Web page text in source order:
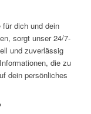
dich und dein
sorgt unser 24/7-
und zuverlässig
die zu
dein persönliches